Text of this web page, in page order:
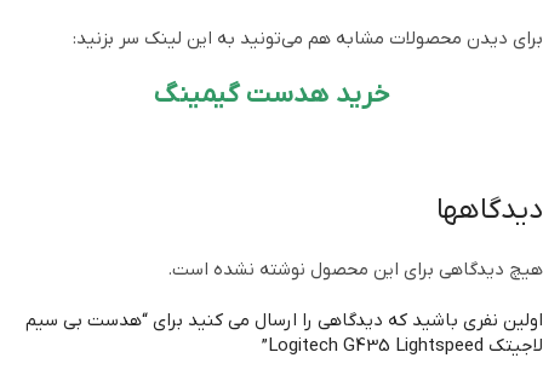
برای دیدن محصولات مشابه هم می‌تونید به این لینک سر بزنید:
خرید هدست گیمینگ
دیدگاهها
هیچ دیدگاهی برای این محصول نوشته نشده است.
اولین نفری باشید که دیدگاهی را ارسال می کنید برای “هدست بی سیم
لاجیتک Logitech G435 Lightspeed”